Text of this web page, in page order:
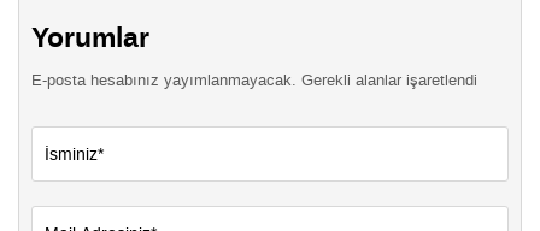
Yorumlar
E-posta hesabınız yayımlanmayacak. Gerekli alanlar işaretlendi